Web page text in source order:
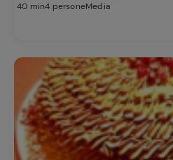
40 min4 personeMedia